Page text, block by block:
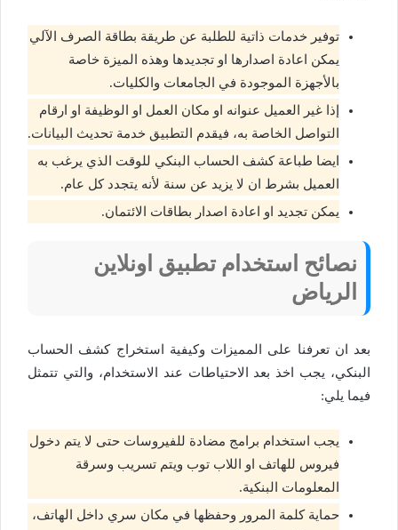
توفير خدمات ذاتية للطلبة عن طريقة بطاقة الصرف الآلي
يمكن اعادة اصدارها او تجديدها وهذه الميزة خاصة
بالأجهزة الموجودة في الجامعات والكليات.
إذا غير العميل عنوانه او مكان العمل او الوظيفة او ارقام
التواصل الخاصة به، فيقدم التطبيق خدمة تحديث البيانات.
ايضا طباعة كشف الحساب البنكي للوقت الذي يرغب به
العميل بشرط ان لا يزيد عن سنة لأنه يتجدد كل عام.
يمكن تجديد او اعادة اصدار بطاقات الائتمان.
نصائح استخدام تطبيق اونلاين
الرياض
بعد ان تعرفنا على المميزات وكيفية استخراج كشف الحساب
البنكي، يجب اخذ بعد الاحتياطات عند الاستخدام، والتي تتمثل
فيما يلي:
يجب استخدام برامج مضادة للفيروسات حتى لا يتم دخول
فيروس للهاتف او اللاب توب ويتم تسريب وسرقة
المعلومات البنكية.
حماية كلمة المرور وحفظها في مكان سري داخل الهاتف،